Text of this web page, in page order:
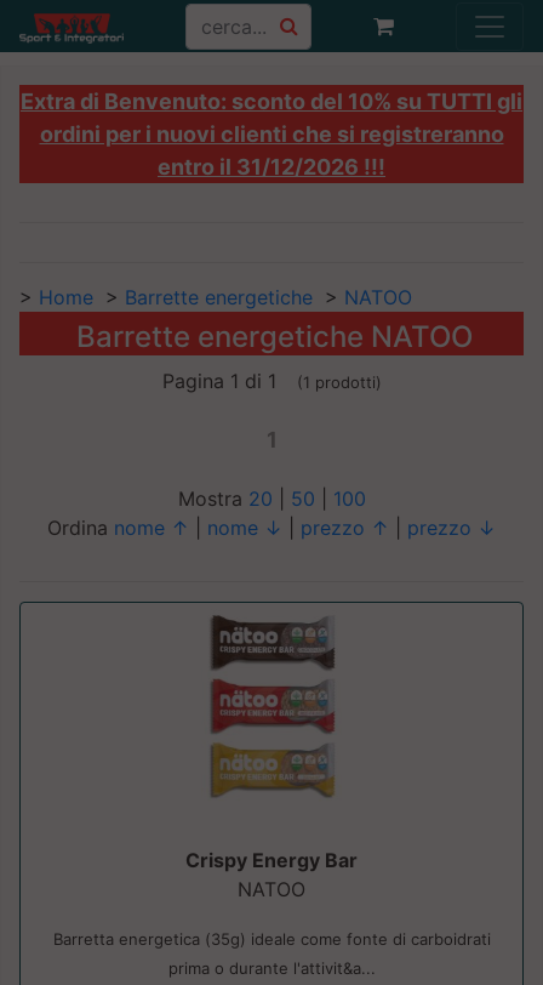
Extra di Benvenuto: sconto del 10% su TUTTI gli
ordini per i nuovi clienti che si registreranno
entro il 31/12/2026 !!!
> Home > Barrette energetiche > NATOO
Barrette energetiche NATOO
Pagina 1 di 1 (1 prodotti)
1
Mostra 20 50
100
Ordina nome ↑ nome ↓ prezzo ↑ prezzo ↓
Crispy Energy Bar
NATOO
Barretta energetica (35g) ideale come fonte di carboidrati
prima o durante l'attivit&a...